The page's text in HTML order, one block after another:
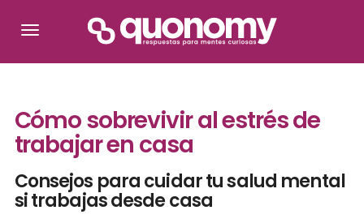
Cómo sobrevivir al estrés de
trabajar en casa
Consejos para cuidar tu salud mental
si trabajas desde casa